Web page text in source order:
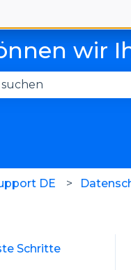
wir
DE
Schritte